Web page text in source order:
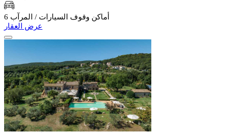
6 أماكن وقوف السيارات / المرآب
عرض العقار